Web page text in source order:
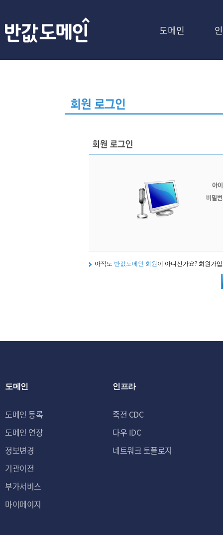
도메인
아직도 반값도메인 회원 이 아니신가요? 회원가
도메인
도메인 등록
도메인 연장
정보변경
기관이전
부가서비스
마이페이지
인프라
죽전 CDC
다우 IDC
네트워크 토플로지